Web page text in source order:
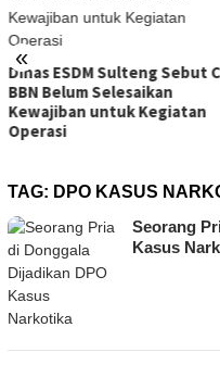
«
PT UKK Sampaikan Duka,
Evaluasi Sistem K3 Usai
Insiden Karyawan di Area
Operasional
TAG: DPO KASUS
Seorang
Kasus